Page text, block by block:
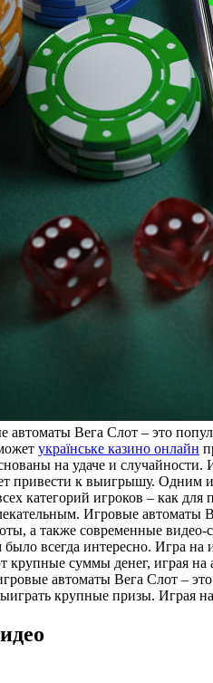
автоматы Вега Слот – это
українське казино онлайн
на удаче и
привести к выигрышу. Одним
категорий игроков – как
Игровые автоматы
а также современные
всегда интересно. Игра
суммы денег, играя на
автоматы Вега Слот –
крупные призы. Играя